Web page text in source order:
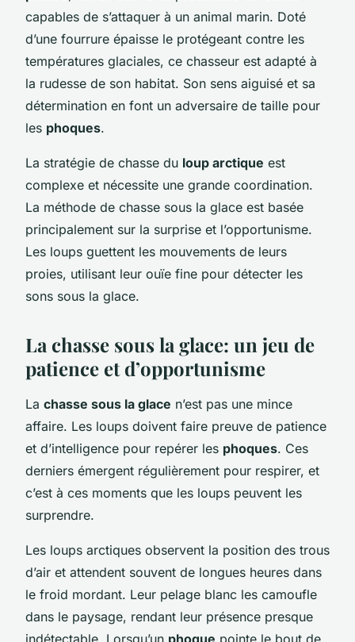
capables de s’attaquer à un animal marin. Doté
d’une fourrure épaisse le protégeant contre les
températures glaciales, ce chasseur est adapté à
la rudesse de son habitat. Son sens aiguisé et sa
détermination en font un adversaire de taille pour
les phoques.
La stratégie de chasse du loup arctique est
complexe et nécessite une grande coordination.
La méthode de chasse sous la glace est basée
principalement sur la surprise et l’opportunisme.
Les loups guettent les mouvements de leurs
proies, utilisant leur ouïe fine pour détecter les
sons sous la glace.
La chasse sous la glace: un jeu de
patience et d’opportunisme
La chasse sous la glace n’est pas une mince
affaire. Les loups doivent faire preuve de patience
et d’intelligence pour repérer les phoques. Ces
derniers émergent régulièrement pour respirer, et
c’est à ces moments que les loups peuvent les
surprendre.
Les loups arctiques observent la position des trous
d’air et attendent souvent de longues heures dans
le froid mordant. Leur pelage blanc les camoufle
dans le paysage, rendant leur présence presque
indétectable. Lorsqu’un phoque pointe le bout de